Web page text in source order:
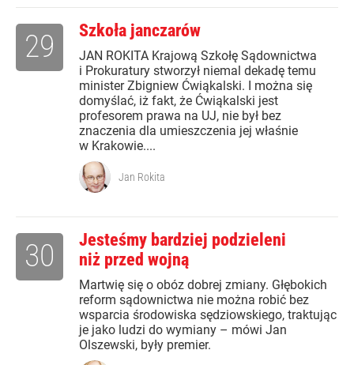
Szkoła janczarów
JAN ROKITA Krajową Szkołę Sądownictwa
i Prokuratury stworzył niemal dekadę temu
minister Zbigniew Ćwiąkalski. I można się
domyślać, iż fakt, że Ćwiąkalski jest
profesorem prawa na UJ, nie był bez
znaczenia dla umieszczenia jej właśnie
w Krakowie....
29
Jan Rokita
Jesteśmy bardziej podzieleni
niż przed wojną
Martwię się o obóz dobrej zmiany. Głębokich
reform sądownictwa nie można robić bez
wsparcia środowiska sędziowskiego, traktując
je jako ludzi do wymiany – mówi Jan
Olszewski, były premier.
30